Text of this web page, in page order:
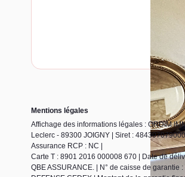
Mentions légales
Affichage des informations légales : ORDIM
Leclerc - 89300 JOIGNY | Siret :
Assurance RCP : NC |
Carte T : 8901 2016 000008 670 | Date de
QBE ASSURANCE. | N° de caisse de garantie